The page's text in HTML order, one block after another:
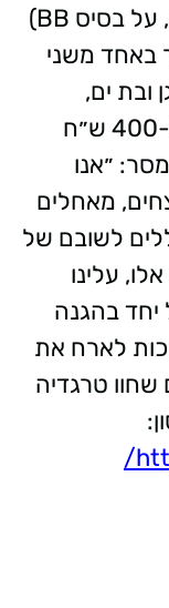
ה-08.10 ועד למוצ״ש, ה-21.10, על בסיס BB)
באחד משני
ובת ים,
במחיר מיוחד של 50% הנחה (כ-400 ש״ח
״אנו
מאחלים
לשובם של
עלינו
בהגנה
לארח את
שחוו טרגדיה